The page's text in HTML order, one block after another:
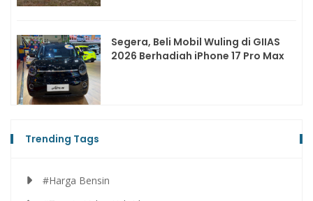
Segera, Beli Mobil Wuling di GIIAS
2026 Berhadiah iPhone 17 Pro Max
Trending Tags
#Harga Bensin